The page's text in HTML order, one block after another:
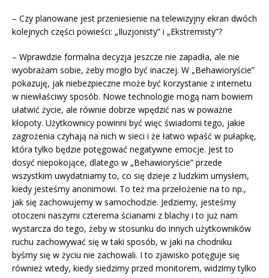
– Czy planowane jest przeniesienie na telewizyjny ekran dwóch
kolejnych części powieści: „Iluzjonisty” i „Ekstremisty”?
– Wprawdzie formalna decyzja jeszcze nie zapadła, ale nie
wyobrażam sobie, żeby mogło być inaczej. W „Behawioryście”
pokazuję, jak niebezpieczne może być korzystanie z internetu
w niewłaściwy sposób. Nowe technologie mogą nam bowiem
ułatwić życie, ale równie dobrze wpędzić nas w poważne
kłopoty. Użytkownicy powinni być więc świadomi tego, jakie
zagrożenia czyhają na nich w sieci i że łatwo wpaść w pułapkę,
która tylko będzie potęgować negatywne emocje. Jest to
dosyć niepokojące, dlatego w „Behawioryście” przede
wszystkim uwydatniamy to, co się dzieje z ludzkim umysłem,
kiedy jesteśmy anonimowi. To też ma przełożenie na to np.,
jak się zachowujemy w samochodzie. Jedziemy, jesteśmy
otoczeni naszymi czterema ścianami z blachy i to już nam
wystarcza do tego, żeby w stosunku do innych użytkowników
ruchu zachowywać się w taki sposób, w jaki na chodniku
byśmy się w życiu nie zachowali. I to zjawisko potęguje się
również wtedy, kiedy siedzimy przed monitorem, widzimy tylko